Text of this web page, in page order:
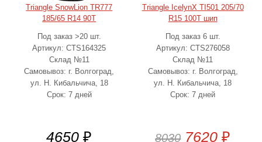
Triangle SnowLion TR777
185/65 R14 90T
Под заказ >20 шт.
Артикул: CTS164325
Склад №11
Самовывоз: г. Волгоград,
ул. Н. Кибальчича, 18
Срок: 7 дней
4650 ₽
Triangle IcelynX TI501 205/70
R15 100T шип
Под заказ 6 шт.
Артикул: CTS276058
Склад №11
Самовывоз: г. Волгоград,
ул. Н. Кибальчича, 18
Срок: 7 дней
8030 7620 ₽